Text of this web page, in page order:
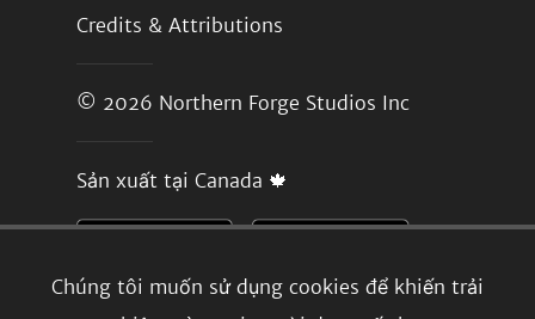
Chúng tôi muốn sử dụng cookies để khiến trải
Credits & Attributions
© 2026 Northern Forge Studios Inc
Sản xuất tại Canada 🍁